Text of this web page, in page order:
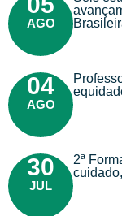
AGO
04
AGO
30
JUL
2ª